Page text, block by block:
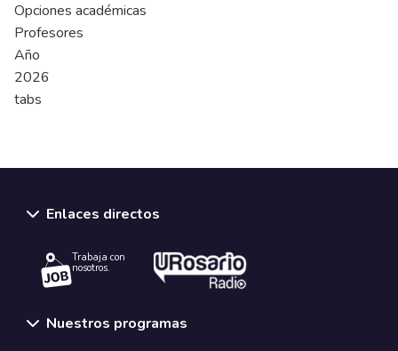
Opciones académicas
Profesores
Año
2026
tabs
Enlaces directos
Trabaja con
nosotros.
Nuestros programas